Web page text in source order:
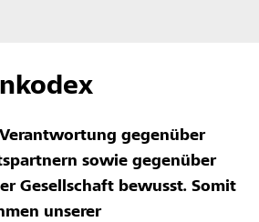
gegenüber
sowie gegenüber
Gesellschaft bewusst. Somit
unserer